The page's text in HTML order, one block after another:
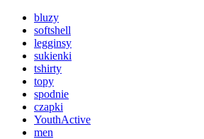
bluzy
softshell
legginsy
sukienki
tshirty
topy
spodnie
czapki
YouthActive
men